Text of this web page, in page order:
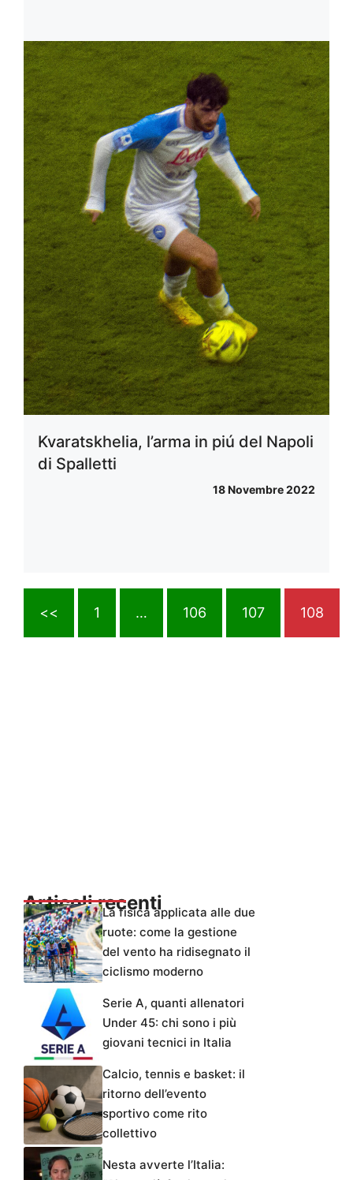
Kvaratskhelia, l’arma in piú del Napoli
di Spalletti
18 Novembre 2022
<< 1 … 106 107 108
Articoli recentiLa fisica applicata alle due
ruote: come la gestione
del vento ha ridisegnato il
ciclismo moderno
Serie A, quanti allenatori
Under 45: chi sono i più
giovani tecnici in Italia
Calcio, tennis e basket: il
ritorno dell’evento
sportivo come rito
collettivo
Nesta avverte l’Italia: